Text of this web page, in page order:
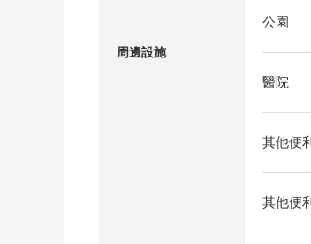
周邊設施
公園
醫院
其他便
其他便